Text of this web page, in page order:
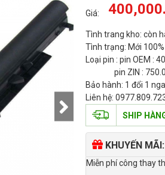
Giá:
Tình trang kho: còn
Tình trạng: Mới 100%
Loại pin : pin OEM :
pin ZIN :
Bảo hành: 1 đổi 1
Liên hệ:
SHIP
KHUYẾN MÃI:
Miễn phí công thay